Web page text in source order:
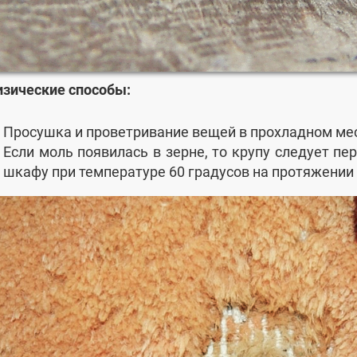
способы:
Просушка и проветривание вещей в прохладном
Если моль появилась в зерне, то крупу следует
шкафу при температуре 60 градусов на протяжении